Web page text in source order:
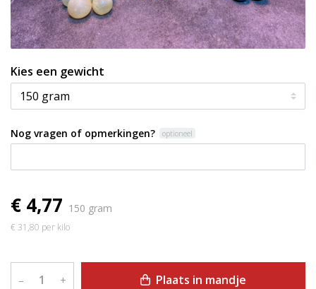
Kies een gewicht
Nog vragen of opmerkingen? optioneel
€ 4,77 150 gram
€ 31,80 per kilo
– + Plaats in mandje